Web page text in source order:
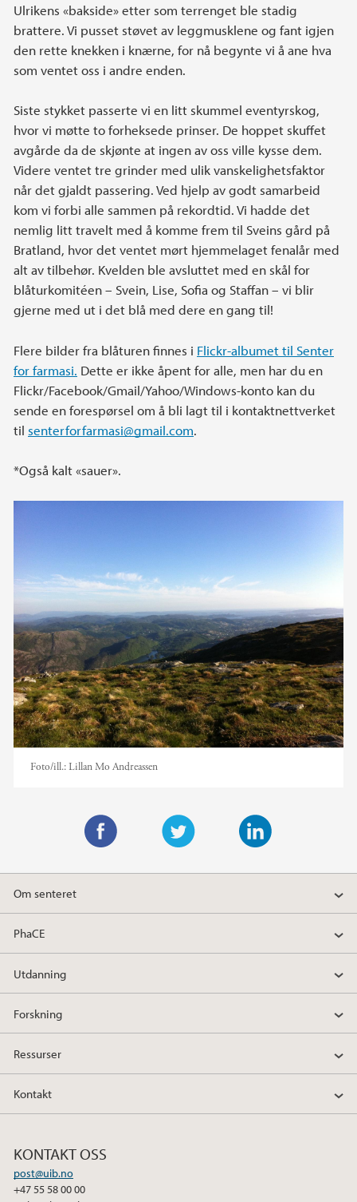
Ulrikens «bakside» etter som terrenget ble stadig
brattere. Vi pusset støvet av leggmusklene og fant igjen
den rette knekken i knærne, for nå begynte vi å ane hva
som ventet oss i andre enden.
Siste stykket passerte vi en litt skummel eventyrskog,
hvor vi møtte to forheksede prinser. De hoppet skuffet
avgårde da de skjønte at ingen av oss ville kysse dem.
Videre ventet tre grinder med ulik vanskelighetsfaktor
når det gjaldt passering. Ved hjelp av godt samarbeid
kom vi forbi alle sammen på rekordtid. Vi hadde det
nemlig litt travelt med å komme frem til Sveins gård på
Bratland, hvor det ventet mørt hjemmelaget fenalår med
alt av tilbehør. Kvelden ble avsluttet med en skål for
blåturkomitéen – Svein, Lise, Sofia og Staffan – vi blir
gjerne med ut i det blå med dere en gang til!
Flere bilder fra blåturen finnes i Flickr-albumet til Senter
for farmasi. Dette er ikke åpent for alle, men har du en
Flickr/Facebook/Gmail/Yahoo/Windows-konto kan du
sende en forespørsel om å bli lagt til i kontaktnettverket
til senterforfarmasi@gmail.com.
*Også kalt «sauer».
Foto/ill.:Lillan Mo Andreassen
w
t
e
i
k
d
n
a
e
o
k
Om senteret
PhaCE
Utdanning
Forskning
Ressurser
Kontakt
KONTAKT OSS
post@uib.no
+47 55 58 00 00